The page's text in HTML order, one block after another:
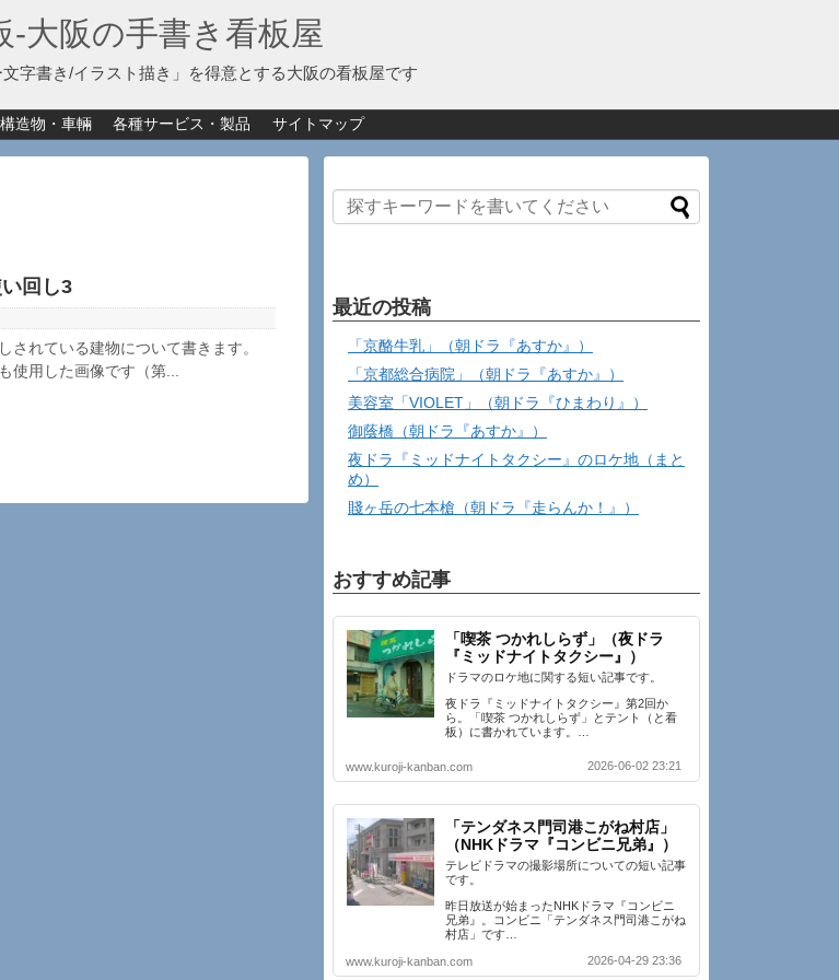
‐大阪の手書き看板屋
文字書き/イラスト描き」を得意とする大阪の看板屋です
造物・車輛 各種サービス・製品 サイトマップ
回し3
れている建物について書きます。
使用した画像です（第...
最近の投稿
「京酪牛乳」（朝ドラ『あすか』）
「京都総合病院」（朝ドラ『あすか』）
美容室「VIOLET」（朝ドラ『ひまわり』）
御蔭橋（朝ドラ『あすか』）
夜ドラ『ミッドナイトタクシー』のロケ地（まと
め）
賤ヶ岳の七本槍（朝ドラ『走らんか！』）
おすすめ記事
「喫茶 つかれしらず」（夜ドラ
『ミッドナイトタクシー』）
ドラマのロケ地に関する短い記事です。
夜ドラ『ミッドナイトタクシー』第2回か
ら。「喫茶 つかれしらず」とテント（と看
板）に書かれています。…
www.kuroji-kanban.com 2026-06-02 23:21
「テンダネス門司港こがね村店」
（NHKドラマ『コンビニ兄弟』）
テレビドラマの撮影場所についての短い記事
です。
昨日放送が始まったNHKドラマ『コンビニ
兄弟』。コンビニ「テンダネス門司港こがね
村店」です…
www.kuroji-kanban.com 2026-04-29 23:36